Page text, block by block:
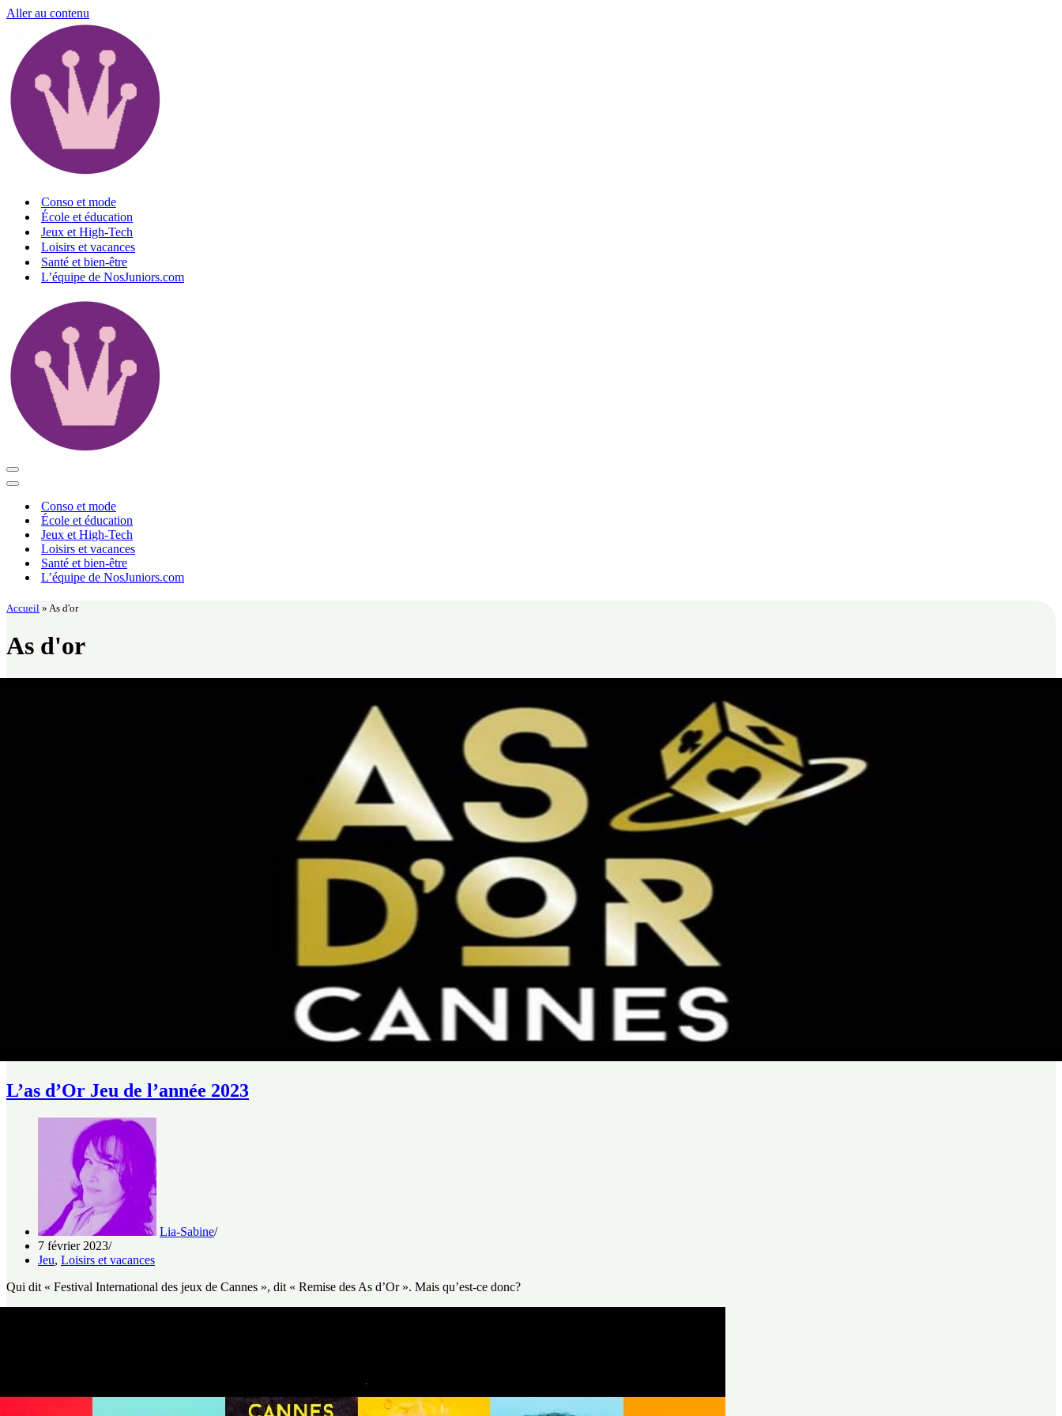
Aller au contenu
Conso et mode
École et éducation
Jeux et High-Tech
Loisirs et vacances
Santé et bien-être
L’équipe de NosJuniors.com
Menu
de
Menu
navigationConso et mode
École et éducation
Jeux et High-Tech
Loisirs et vacances
Santé et bien-être
L’équipe de NosJuniors.com
Accueil » As d'or
As d'or
L’as d’Or Jeu de l’année 2023
Lia-Sabine
7 février 2023
Jeu, Loisirs et vacances
Qui dit « Festival International des jeux de Cannes », dit « Remise des As d’Or ». Mais qu’est-ce donc?